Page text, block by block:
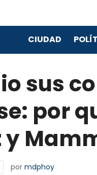
CIUDAD
sus
por
y
por mdphoy